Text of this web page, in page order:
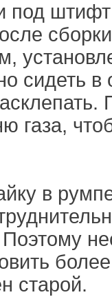
под
сидеть в
газа,
в
старой.